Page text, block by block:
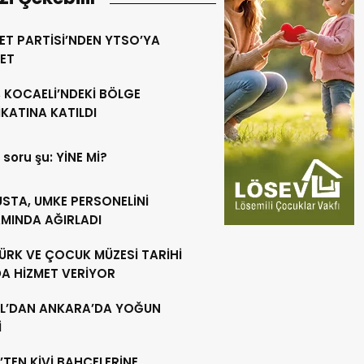
PARTİSİ’NDEN YTSO’YA
KOCAELİ’NDEKİ BÖLGE
KATILDI
şu: YİNE Mİ?
UMKE PERSONELİNİ
AĞIRLADI
VE ÇOCUK MÜZESİ TARİHİ
HİZMET VERİYOR
ANKARA’DA YOĞUN